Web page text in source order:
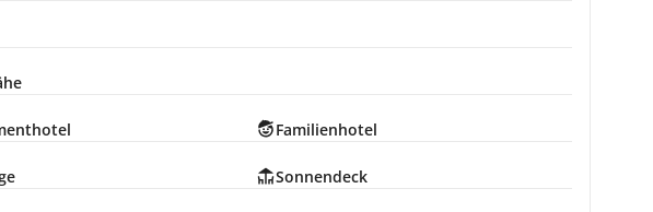
Familienhotel
Sonnendeck